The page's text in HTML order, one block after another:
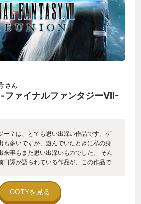
さん
ファイナルファンタジーVII-
ー７は、とても思い出深い作品です。ゲ
も多いですが、遊んでいたときに私の身
来事もまた思い出深いものでした。 そん
日譚が語られている作品が、この作品で
ＰＳＰで発売された作品のＨＤリマスタ
の豊さは、何倍もパワーアップしていま
しいキャラクターたち、キャラクターを
GOTYを見る